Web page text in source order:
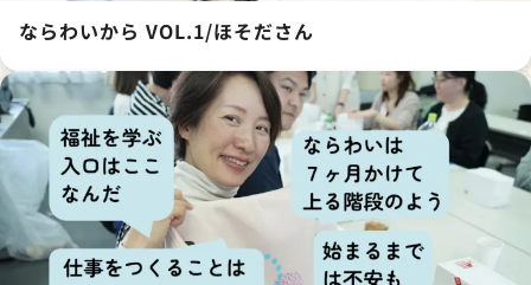
ならわいから VOL.1/ほそださん